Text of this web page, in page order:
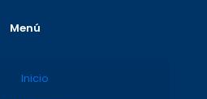
Menú
Inicio